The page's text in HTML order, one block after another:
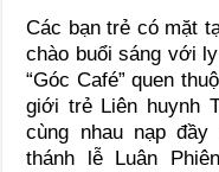
Các bạn trẻ có mặt
chào buổi sáng với
“Góc Café” quen
giới trẻ Liên huynh
cùng nhau nạp
thánh lễ Luân